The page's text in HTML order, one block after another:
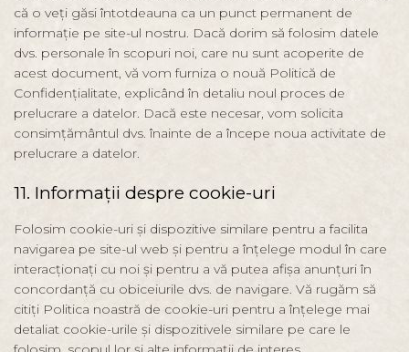
că o veți găsi întotdeauna ca un punct permanent de
informație pe site-ul nostru. Dacă dorim să folosim datele
dvs. personale în scopuri noi, care nu sunt acoperite de
acest document, vă vom furniza o nouă Politică de
Confidențialitate, explicând în detaliu noul proces de
prelucrare a datelor. Dacă este necesar, vom solicita
consimțământul dvs. înainte de a începe noua activitate de
prelucrare a datelor.
11. Informații despre cookie-uri
Folosim cookie-uri și dispozitive similare pentru a facilita
navigarea pe site-ul web și pentru a înțelege modul în care
interacționați cu noi și pentru a vă putea afișa anunțuri în
concordanță cu obiceiurile dvs. de navigare. Vă rugăm să
citiți Politica noastră de cookie-uri pentru a înțelege mai
detaliat cookie-urile și dispozitivele similare pe care le